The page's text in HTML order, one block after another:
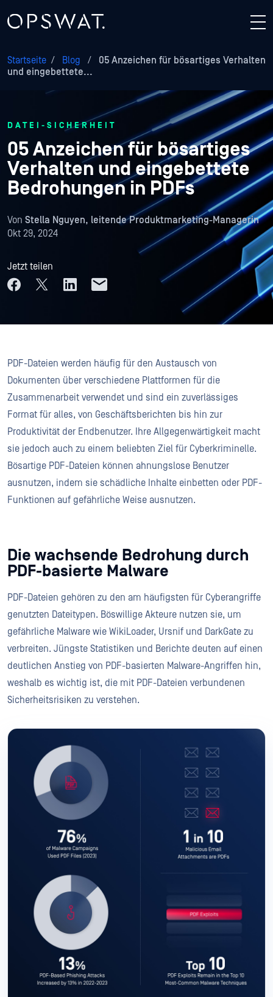
Startseite / Blog /
05 Anzeichen für bösartiges Verhalten
und eingebettete...
DATEI-SICHERHEIT
05 Anzeichen für bösartiges
Verhalten und eingebettete
Bedrohungen in PDFs
Von Stella Nguyen, leitende Produktmarketing-Managerin
Okt 29, 2024
Jetzt teilen
PDF-Dateien werden häufig für den Austausch von
Dokumenten über verschiedene Plattformen für die
Zusammenarbeit verwendet und sind ein zuverlässiges
Format für alles, von Geschäftsberichten bis hin zur
Produktivität der Endbenutzer. Ihre Allgegenwärtigkeit macht
sie jedoch auch zu einem beliebten Ziel für Cyberkriminelle.
Bösartige PDF-Dateien können ahnungslose Benutzer
ausnutzen, indem sie schädliche Inhalte einbetten oder PDF-
Funktionen auf gefährliche Weise ausnutzen.
Die wachsende Bedrohung durch
PDF-basierte Malware
PDF-Dateien gehören zu den am häufigsten für Cyberangriffe
genutzten Dateitypen. Böswillige Akteure nutzen sie, um
gefährliche Malware wie WikiLoader, Ursnif und DarkGate zu
verbreiten. Jüngste Statistiken und Berichte deuten auf einen
deutlichen Anstieg von PDF-basierten Malware-Angriffen hin,
weshalb es wichtig ist, die mit PDF-Dateien verbundenen
Sicherheitsrisiken zu verstehen.